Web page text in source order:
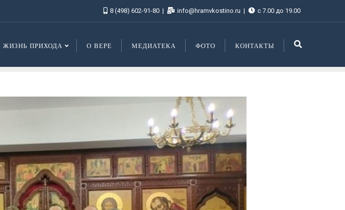
8 (498) 602-91-80 info@hramvkostino.ru с 7.00 до 19.00
ЖИЗНЬ ПРИХОДА О ВЕРЕ МЕДИАТЕКА ФОТО КОНТАКТЫ